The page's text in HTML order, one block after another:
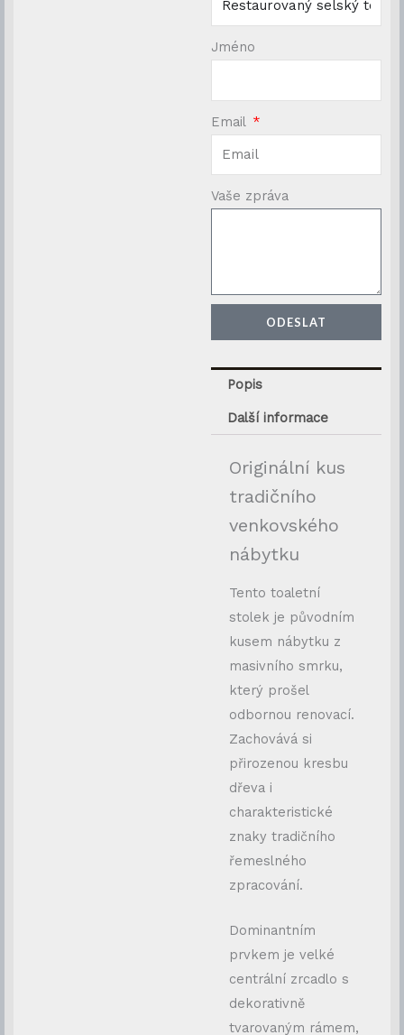
Jméno
Email
Vaše zpráva
ODESLAT
Popis
Další informace
Originální kus
tradičního
venkovského
nábytku
Tento toaletní
stolek je původním
kusem nábytku z
masivního smrku,
který prošel
odbornou renovací.
Zachovává si
přirozenou kresbu
dřeva i
charakteristické
znaky tradičního
řemeslného
zpracování.
Dominantním
prvkem je velké
centrální zrcadlo s
dekorativně
tvarovaným rámem,